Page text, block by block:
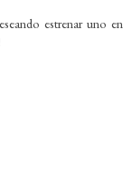
estrenar uno en